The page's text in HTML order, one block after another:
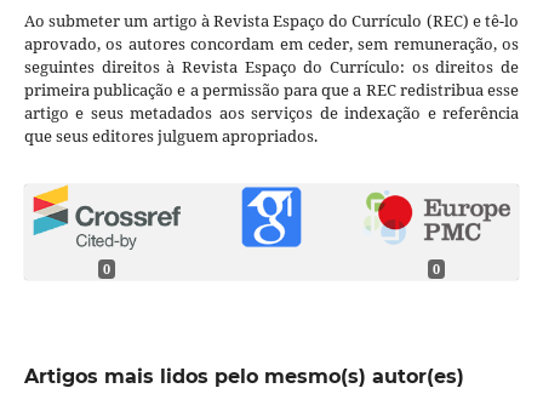
Ao submeter um artigo à Revista Espaço do Currículo (REC) e tê-lo
aprovado, os autores concordam em ceder, sem remuneração, os
seguintes direitos à Revista Espaço do Currículo: os direitos de
primeira publicação e a permissão para que a REC redistribua esse
artigo e seus metadados aos serviços de indexação e referência
que seus editores julguem apropriados.
0 0
Artigos mais lidos pelo mesmo(s) autor(es)